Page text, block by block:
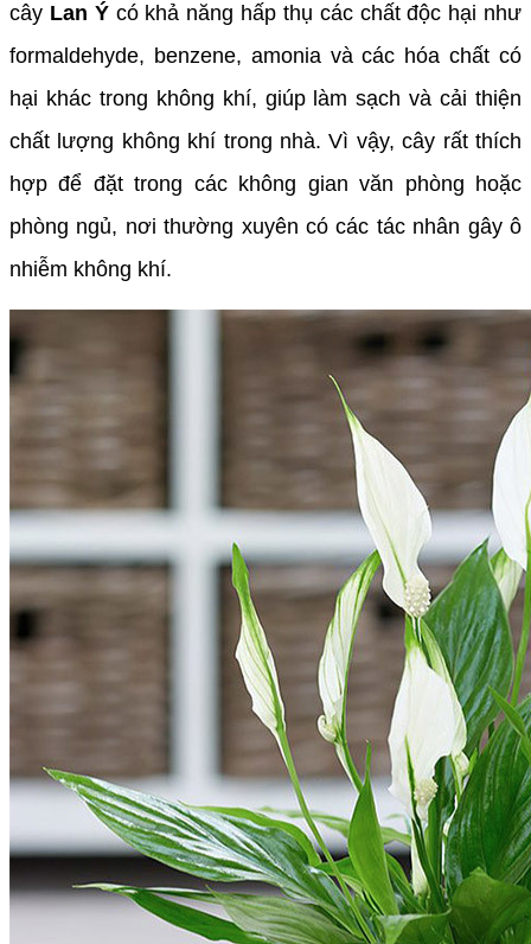
cây Lan Ýcó khả năng hấp thụ các chất độc hại như
formaldehyde, benzene, amonia và các hóa chất có
hại khác trong không khí, giúp làm sạch và cải thiện
chất lượng không khí trong nhà. Vì vậy, cây rất thích
hợp để đặt trong các không gian văn phòng hoặc
phòng ngủ, nơi thường xuyên có các tác nhân gây ô
nhiễm không khí.